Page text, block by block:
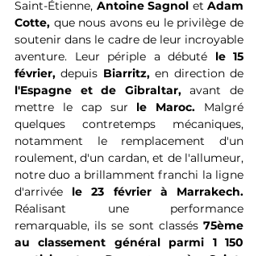
Saint-Étienne, Antoine Sagnol et Adam
Cotte, que nous avons eu le privilège de
soutenir dans le cadre de leur incroyable
aventure. Leur périple a débuté le 15
février, depuis Biarritz,
l'Espagne et de Gibraltar, avant de
mettre le cap sur le Maroc. Malgré
quelques contretemps mécaniques,
notamment le remplacement d'un
roulement, d'un cardan, et de l'allumeur,
notre duo a brillamment franchi la ligne
d'arrivée
Réalisant une performance
remarquable, ils se sont classés 75ème
au classement général parmi 1 150